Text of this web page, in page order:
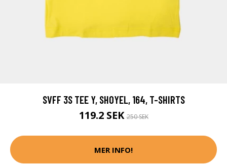
SVFF 3S TEE Y, SHOYEL, 164, T-SHIRTS
119.2 SEK250 SEK
MER INFO!